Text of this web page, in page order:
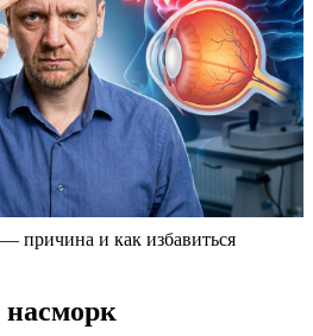
причина и как избавиться
насморк